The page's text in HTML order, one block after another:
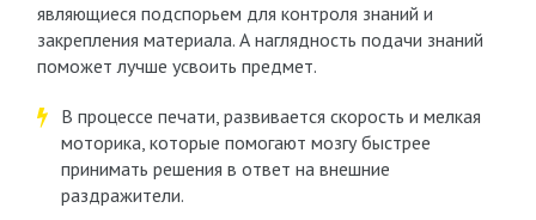
являющиеся подспорьем для контроля знаний и
закрепления материала. А наглядность подачи знаний
поможет лучше усвоить предмет.
В процессе печати, развивается скорость и мелкая
моторика, которые помогают мозгу быстрее
принимать решения в ответ на внешние
раздражители.